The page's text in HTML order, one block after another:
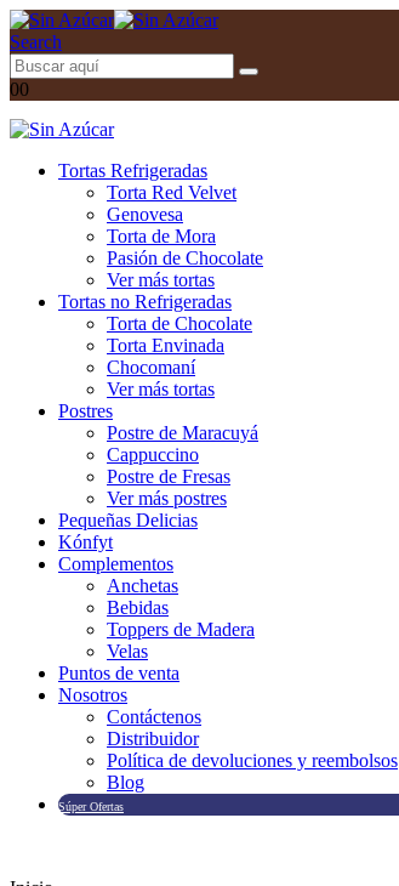
Search
00
Tortas Refrigeradas
Torta Red Velvet
Genovesa
Torta de Mora
Pasión de Chocolate
Ver más tortas
Tortas no Refrigeradas
Torta de Chocolate
Torta Envinada
Chocomaní
Ver más tortas
Postres
Postre de Maracuyá
Cappuccino
Postre de Fresas
Ver más postres
Pequeñas Delicias
Kónfyt
Complementos
Anchetas
Bebidas
Toppers de Madera
Velas
Puntos de venta
Nosotros
Contáctenos
Distribuidor
Política de devoluciones y reembolsos
Blog
Súper Ofertas